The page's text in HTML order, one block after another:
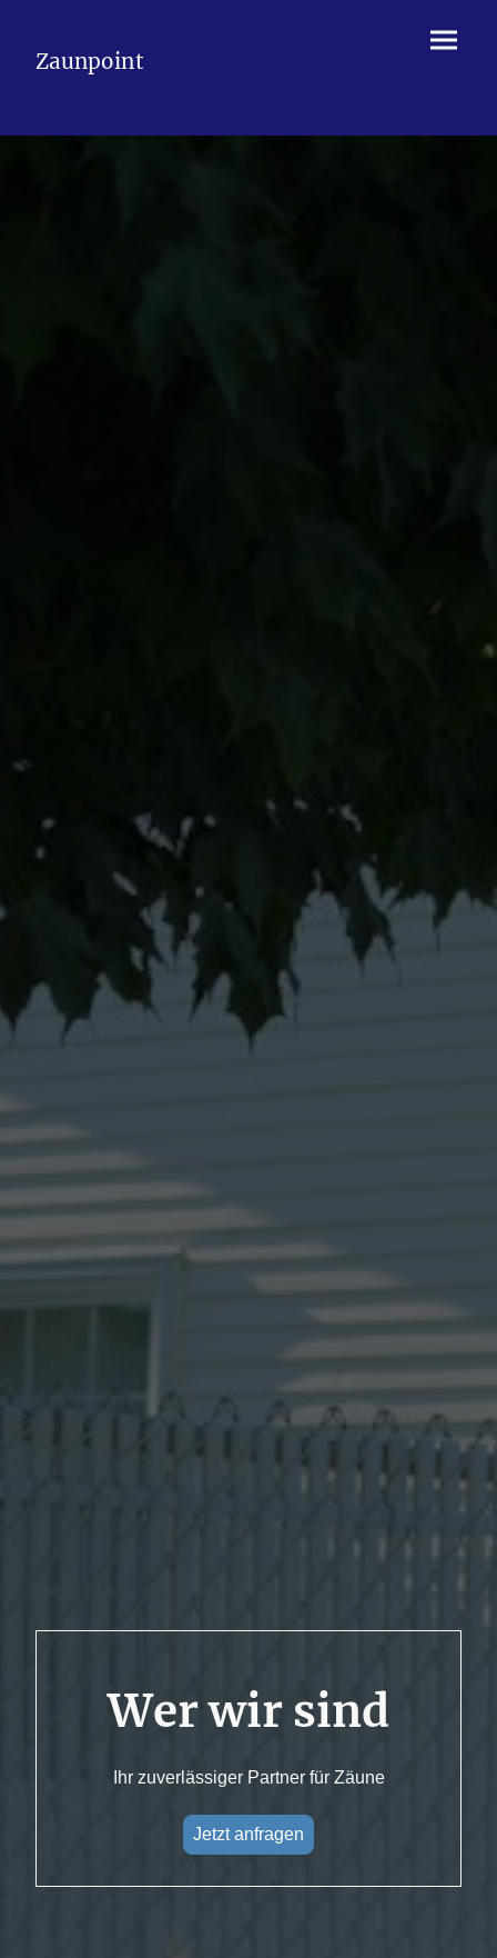
Zaunpoint
Wer wir sind
Ihr zuverlässiger Partner für Zäune
Jetzt anfragen